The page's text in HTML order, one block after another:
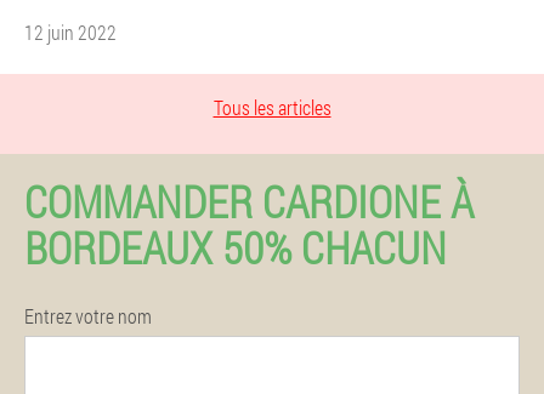
12 juin 2022
Tous les articles
COMMANDER CARDIONE À
BORDEAUX 50% CHACUN
Entrez votre nom